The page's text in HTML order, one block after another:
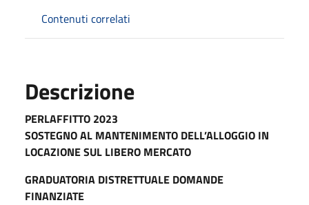
Contenuti correlati
Descrizione
PERLAFFITTO 2023
SOSTEGNO AL MANTENIMENTO DELL’ALLOGGIO IN
LOCAZIONE SUL LIBERO MERCATO
GRADUATORIA DISTRETTUALE DOMANDE
FINANZIATE